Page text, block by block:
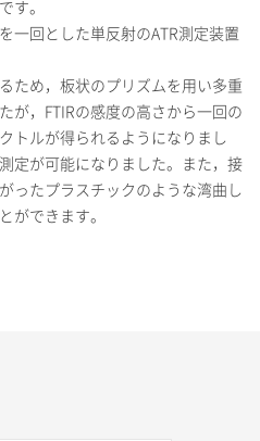
す。
一回とした単反射のATR測定装置
ため，板状のプリズムを用い多重
が，FTIRの感度の高さから一回の
トルが得られるようになりまし
定が可能になりました。また，接
ったプラスチックのような湾曲し
ができます。